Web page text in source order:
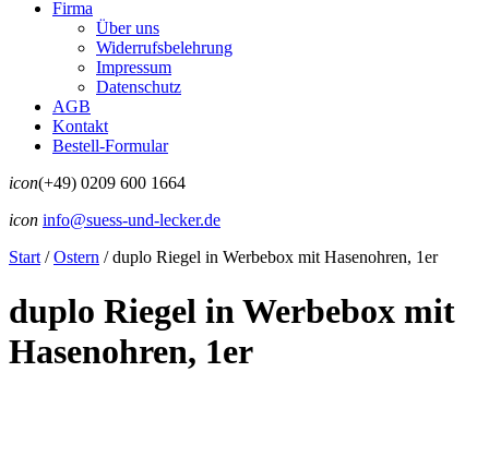
Firma
Über uns
Widerrufsbelehrung
Impressum
Datenschutz
AGB
Kontakt
Bestell-Formular
icon(+49) 0209 600 1664
icon info@suess-und-lecker.de
Start / Ostern /duplo Riegel in Werbebox mit Hasenohren, 1er
duplo Riegel in Werbebox mit
Hasenohren, 1er